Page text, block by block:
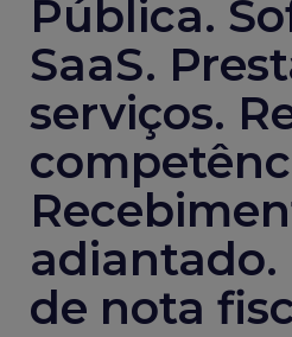
Pública.
SaaS.
serviços.
adiantado.
de nota